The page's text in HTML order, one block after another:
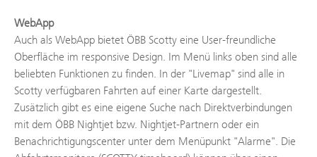
WebApp
Auch als WebApp bietet ÖBB Scotty eine User-freundliche
Oberfläche im responsive Design. Im Menü links oben sind alle
beliebten Funktionen zu finden. In der "Livemap" sind alle in
Scotty verfügbaren Fahrten auf einer Karte dargestellt.
Zusätzlich gibt es eine eigene Suche nach Direktverbindungen
mit dem ÖBB Nightjet bzw. Nightjet-Partnern oder ein
Benachrichtigungscenter unter dem Menüpunkt "Alarme". Die